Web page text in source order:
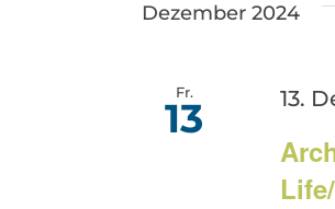
Dezember 2024
Fr.
13 13.